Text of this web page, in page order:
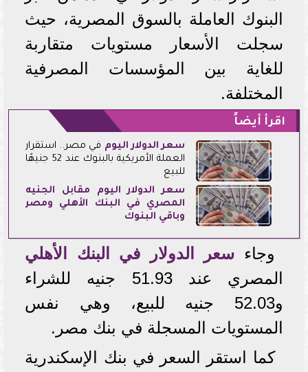
البنوك العاملة بالسوق المصرية، حيث
سجلت الأسعار مستويات متقاربة
للغاية بين المؤسسات المصرفية
المختلفة.
اقرأ أيضاً
سعر الدولار اليوم في مصر.. استقرار
العملة الأمريكية بالبنوك عند 52 جنيهًا
للبيع
سعر الدولار اليوم مقابل الجنيه
المصري في البنك الأهلي ومصر
وباقي البنوك
وجاء سعر الدولار في البنك الأهلي
المصري عند 51.93 جنيه للشراء
و52.03 جنيه للبيع، وهي نفس
المستويات المسجلة في بنك مصر.
كما استقر السعر في بنك الإسكندرية